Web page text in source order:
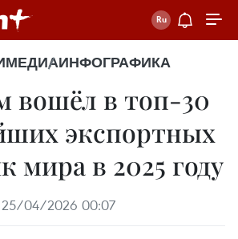
ИНФОГРАФИКА
вошёл в топ-30
экспортных
мира в 2025 году
25/04/2026 00:07